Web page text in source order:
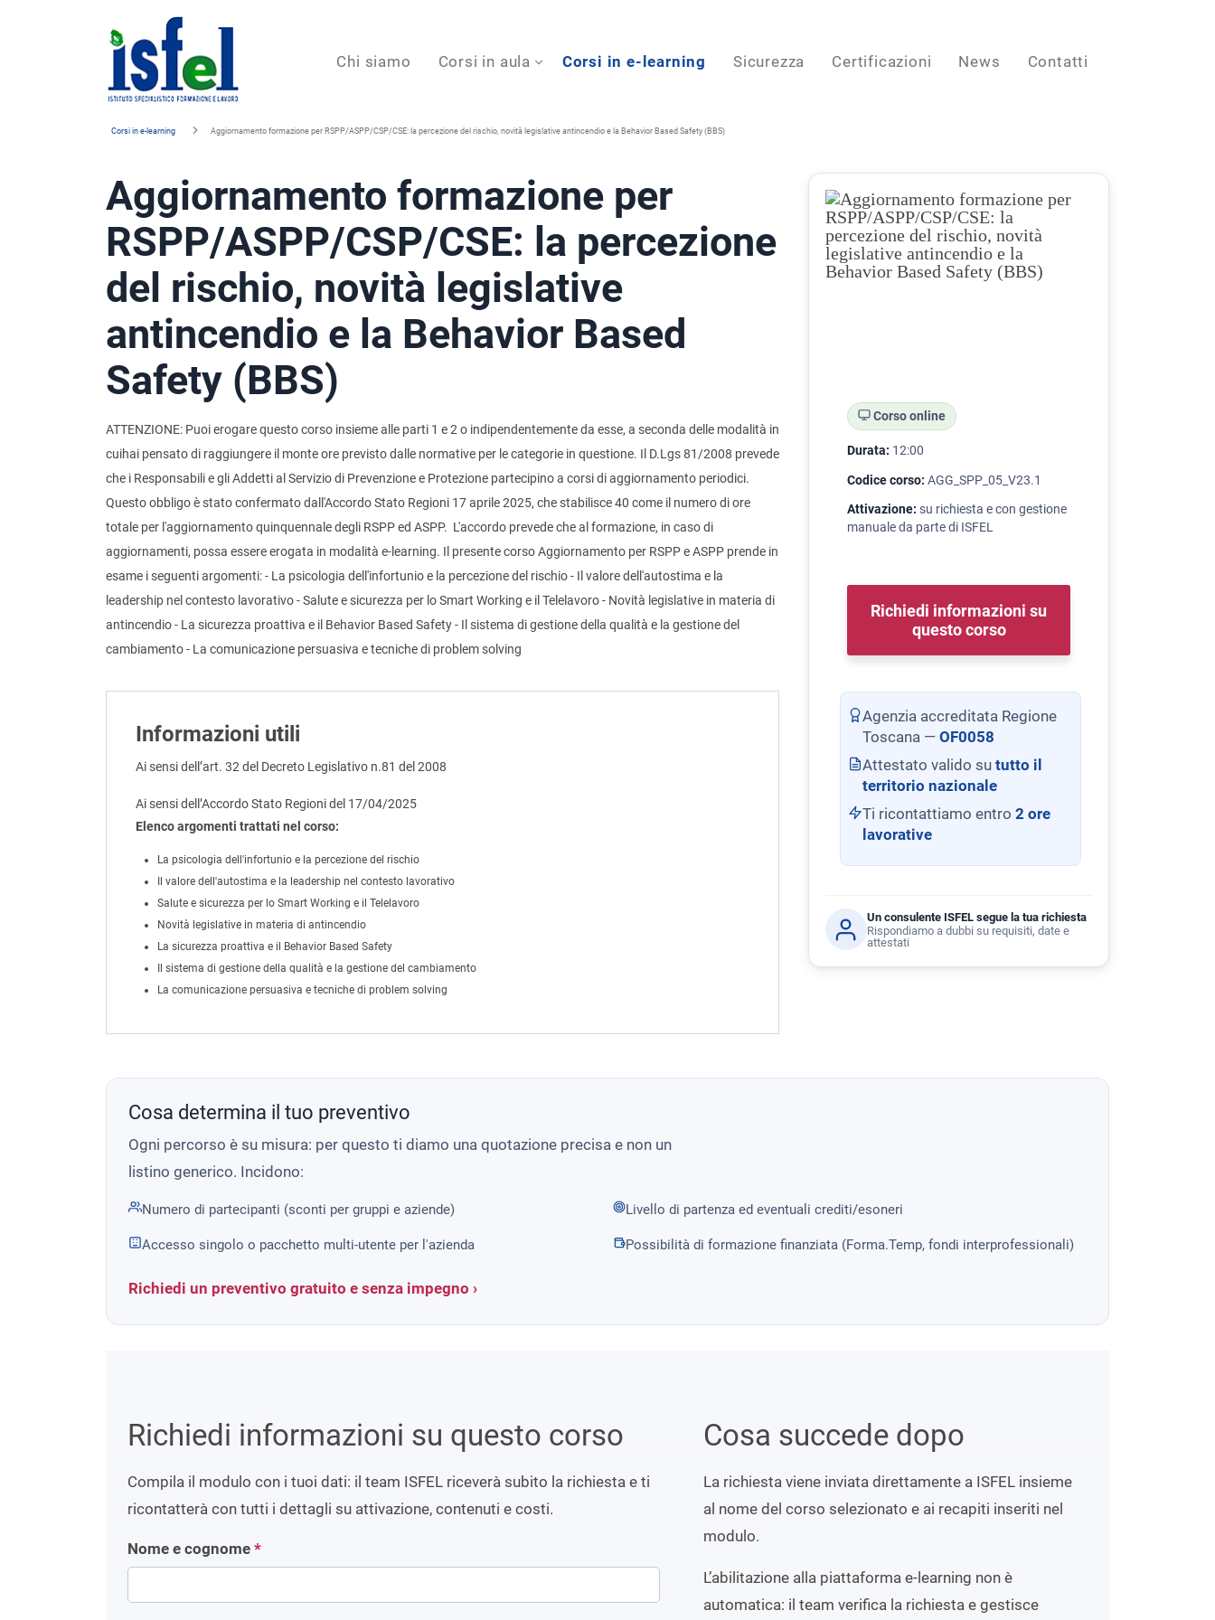
Istituto
formazione
e
lavoro
Chi siamo Corsi in aula Corsi in e-learning Sicurezza Certificazioni News Contatti
Corsi in e-learning Aggiornamento formazione per RSPP/ASPP/CSP/CSE: la percezione del rischio, novità legislative antincendio e la Behavior Based Safety (BBS)
Aggiornamento formazione per
RSPP/ASPP/CSP/CSE: la percezione
del rischio, novità legislative
antincendio e la Behavior Based
Safety (BBS)
ATTENZIONE: Puoi erogare questo corso insieme alle parti 1 e 2 o indipendentemente da esse, a seconda delle modalità in
cuihai pensato di raggiungere il monte ore previsto dalle normative per le categorie in questione. Il D.Lgs 81/2008 prevede
che i Responsabili e gli Addetti al Servizio di Prevenzione e Protezione partecipino a corsi di aggiornamento periodici.
Questo obbligo è stato confermato dall'Accordo Stato Regioni 17 aprile 2025, che stabilisce 40 come il numero di ore
totale per l'aggiornamento quinquennale degli RSPP ed ASPP. L'accordo prevede che al formazione, in caso di
aggiornamenti, possa essere erogata in modalità e-learning. Il presente corso Aggiornamento per RSPP e ASPP prende in
esame i seguenti argomenti: - La psicologia dell'infortunio e la percezione del rischio - Il valore dell'autostima e la
leadership nel contesto lavorativo - Salute e sicurezza per lo Smart Working e il Telelavoro - Novità legislative in materia di
antincendio - La sicurezza proattiva e il Behavior Based Safety - Il sistema di gestione della qualità e la gestione del
cambiamento - La comunicazione persuasiva e tecniche di problem solving
Informazioni utili
Ai sensi dell’art. 32 del Decreto Legislativo n.81 del 2008
Ai sensi dell’Accordo Stato Regioni del 17/04/2025
Elenco argomenti trattati nel corso:
La psicologia dell'infortunio e la percezione del rischio
Il valore dell'autostima e la leadership nel contesto lavorativo
Salute e sicurezza per lo Smart Working e il Telelavoro
Novità legislative in materia di antincendio
La sicurezza proattiva e il Behavior Based Safety
Il sistema di gestione della qualità e la gestione del cambiamento
La comunicazione persuasiva e tecniche di problem solving
Corso online
Durata: 12:00
Codice corso: AGG_SPP_05_V23.1
Attivazione: su richiesta e con gestione
manuale da parte di ISFEL
Richiedi informazioni su
questo corso
Agenzia accreditata Regione
Toscana —OF0058
Attestato valido sututto il
territorio nazionale
Ti ricontattiamo entro2 ore
lavorative
Un consulente ISFEL segue la tua richiesta
Rispondiamo a dubbi su requisiti, date e
attestati
Cosa determina il tuo preventivo
Ogni percorso è su misura: per questo ti diamo una quotazione precisa e non un
listino generico. Incidono:
Numero di partecipanti (sconti per gruppi e aziende) Livello di partenza ed eventuali crediti/esoneri
Accesso singolo o pacchetto multi-utente per l'azienda Possibilità di formazione finanziata (Forma.Temp, fondi interprofessionali)
Richiedi un preventivo gratuito e senza impegno ›
Richiedi informazioni su questo corso
Compila il modulo con i tuoi dati: il team ISFEL riceverà subito la richiesta e ti
ricontatterà con tutti i dettagli su attivazione, contenuti e costi.
Nome e cognome *
Cosa succede dopo
La richiesta viene inviata direttamente a ISFEL insieme
al nome del corso selezionato e ai recapiti inseriti nel
modulo.
L’abilitazione alla piattaforma e-learning non è
automatica: il team verifica la richiesta e gestisce